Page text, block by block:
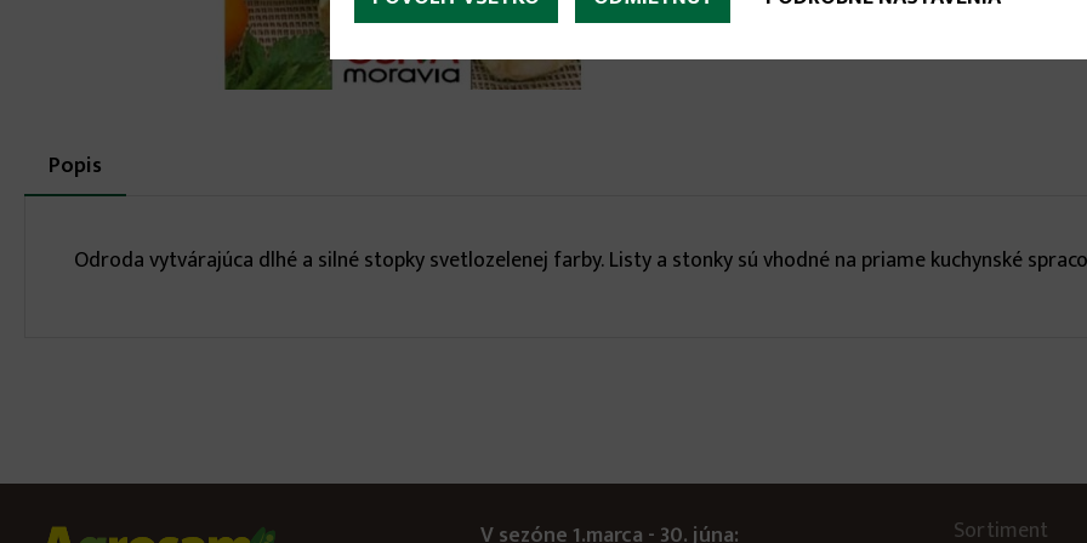
More
infos
Popis
karta)
Odroda vytvárajúca dlhé a silné stopky svetlozelenej farby. Listy a stonky sú vhodné na priame kuchynské
V sezóne 1.marca - 30. júna: Sortiment